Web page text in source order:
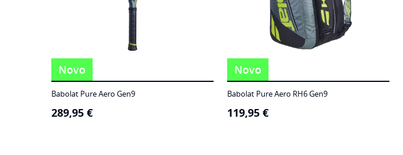
Novo
Babolat Pure Aero Gen9
289,95 €
Novo
Babolat Pure Aero RH6 Gen9
119,95€